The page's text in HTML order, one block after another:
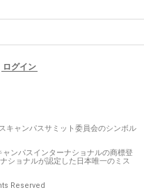
ログイン
キャンパスサミット委員会のシンボル
ンパスインターナショナルの商標登
ショナルが認定した日本唯一のミス
Reserved